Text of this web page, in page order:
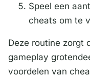
Speel een
cheats om te
Deze routine zorgt
gameplay
voordelen van